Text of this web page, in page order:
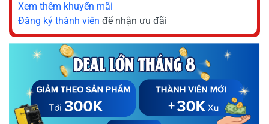
Xem thêm khuyến mãi
Đăng ký thành viên để nhận ưu đãi